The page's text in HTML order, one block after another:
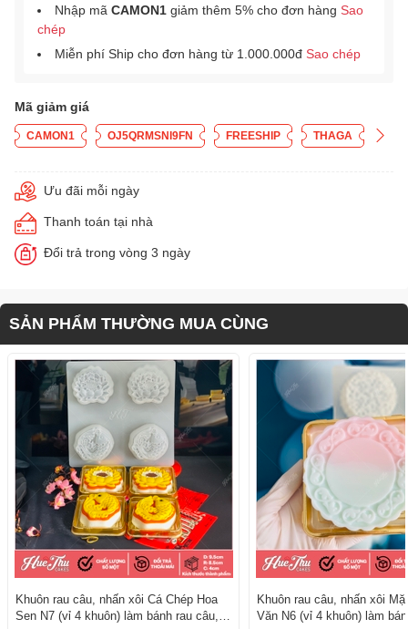
Nhập mã CAMON1 giảm thêm 5% cho đơn hàng Sao
chép
Miễn phí Ship cho đơn hàng từ 1.000.000đ Sao chép
Mã giảm giá
CAMON1 OJ5QRMSNI9FN FREESHIP THAGA
Ưu đãi mỗi ngày
Thanh toán tại nhà
Đổi trả trong vòng 3 ngày
SẢN PHẨM THƯỜNG MUA CÙNG
Khuôn rau câu, nhấn xôi Cá Chép Hoa
Sen N7 (vỉ 4 khuôn) làm bánh rau câu,
Khuôn rau câu, nhấn xôi
Văn N6 (vỉ 4 khuôn) làm